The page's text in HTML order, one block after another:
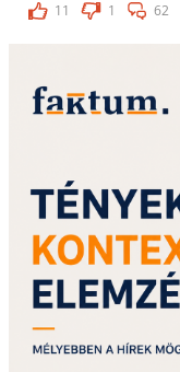
11
1 62